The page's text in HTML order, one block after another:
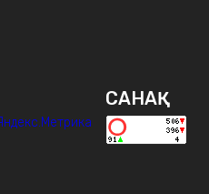
САНАҚ